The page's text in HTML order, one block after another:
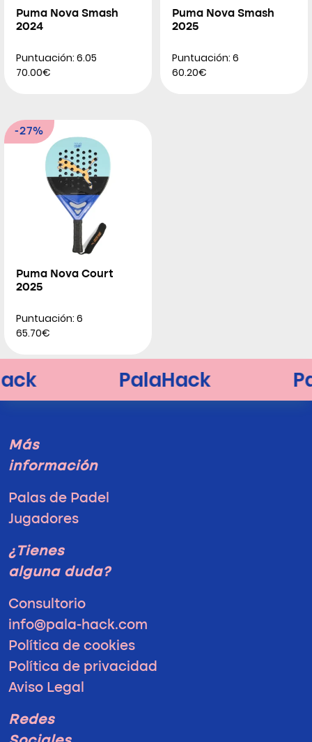
Puma Nova Smash
2024
Puntuación: 6.05
70.00€
Puma Nova Smash
2025
Puntuación: 6
60.20€
-27%
Puma Nova Court
2025
Puntuación: 6
65.70€
Más
información
Palas de Padel
Jugadores
¿Tienes
alguna duda?
Consultorio
info@pala-hack.com
Política de cookies
Política de privacidad
Aviso Legal
Redes